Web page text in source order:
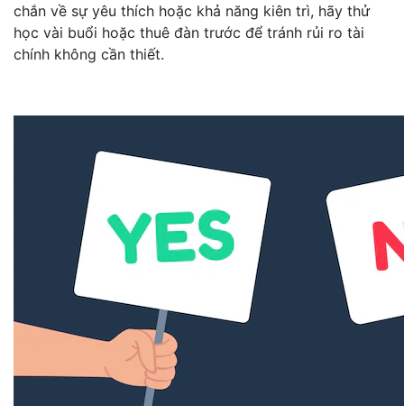
chắn về sự yêu thích hoặc khả năng kiên trì, hãy thử
học vài buổi hoặc thuê đàn trước để tránh rủi ro tài
chính không cần thiết.